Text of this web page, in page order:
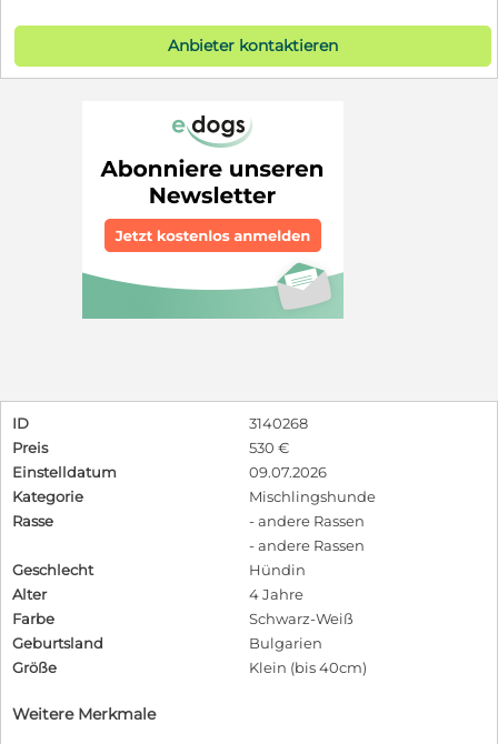
Anbieter kontaktieren
ID
3140268
Preis
530 €
Einstelldatum
09.07.2026
Kategorie
Mischlingshunde
Rasse
- andere Rassen
- andere Rassen
Geschlecht
Hündin
Alter
4 Jahre
Farbe
Schwarz-Weiß
Geburtsland
Bulgarien
Größe
Klein (bis 40cm)
Weitere Merkmale